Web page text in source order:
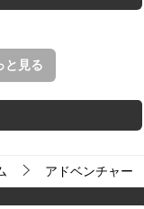
と見る
アドベンチャー